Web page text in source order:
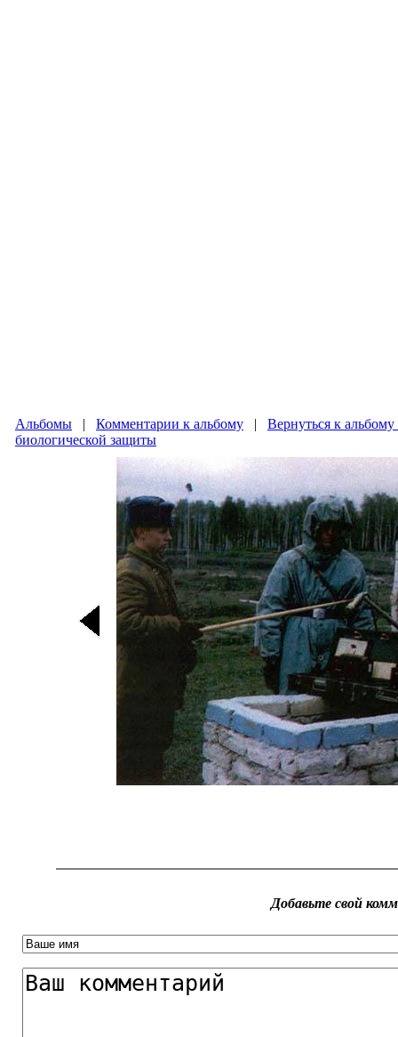
Альбомы | Комментарии к альбому | Вернуться к
биологической защиты
Добавьте свой